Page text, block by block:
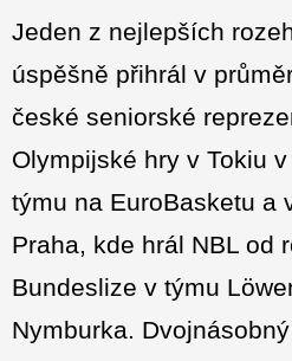
Jeden z nejlepších
úspěšně přihrál v
české seniorské
Olympijské hry v Tokiu
týmu na EuroBasketu a
Praha, kde hrál NBL od
Bundeslize v týmu
Nymburka.